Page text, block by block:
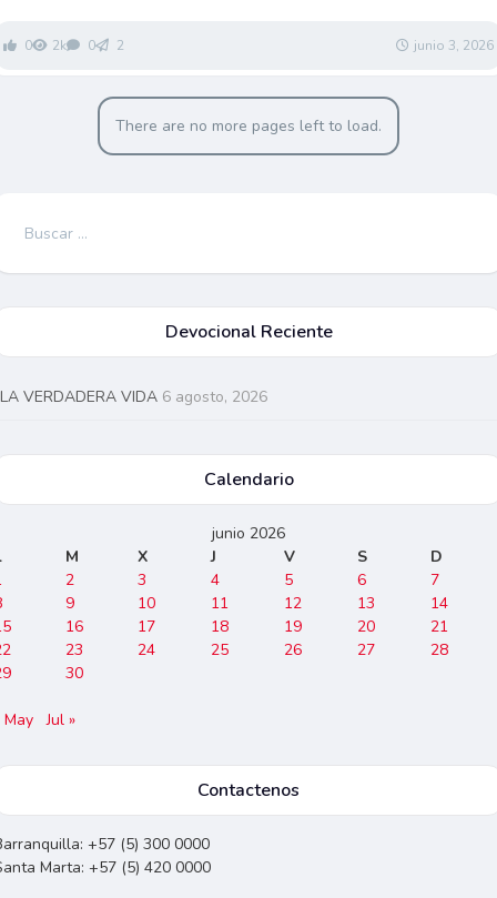
0 2k 0 2 junio 3, 2026
There are no more pages left to load.
Buscar:
Devocional Reciente
LA VERDADERA VIDA 6 agosto, 2026
Calendario
junio 2026
M X J V S
D
2 3 4 5 6
7
9 10 11 12 13
14
16 17 18 19 20
21
23 24 25 26 27
28
30
May Jul »
Contactenos
+57 (5) 300 0000
Marta: +57 (5) 420 0000